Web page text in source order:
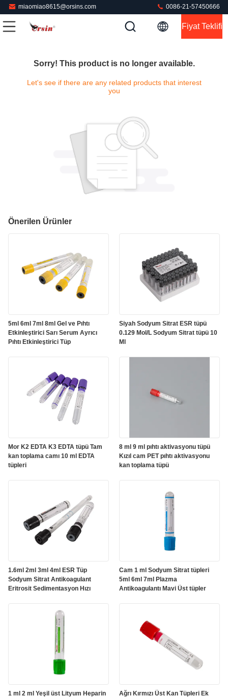
miaomiao8615@orsins.com 0086-21-57450666
Fiyat Teklifi
Sorry! This product is no longer available.
Let's see if there are any related products that interest
you
Önerilen Ürünler
5ml 6ml 7ml 8ml Gel ve Pıhtı
Etkinleştirici Sarı Serum Ayrıcı
Pıhtı Etkinleştirici Tüp
Siyah Sodyum Sitrat ESR tüpü
0.129 Mol/L Sodyum Sitrat tüpü 10
Ml
Mor K2 EDTA K3 EDTA tüpü Tam
kan toplama camı 10 ml EDTA
tüpleri
8 ml 9 ml pıhtı aktivasyonu tüpü
Kızıl cam PET pıhtı aktivasyonu
kan toplama tüpü
1.6ml 2ml 3ml 4ml ESR Tüp
Sodyum Sitrat Antikoagulant
Eritrosit Sedimentasyon Hızı
Cam 1 ml Sodyum Sitrat tüpleri
5ml 6ml 7ml Plazma
Antikoagulantı Mavi Üst tüpler
1 ml 2 ml Yeşil üst Lityum Heparin
Ağrı Kırmızı Üst Kan Tüpleri Ek